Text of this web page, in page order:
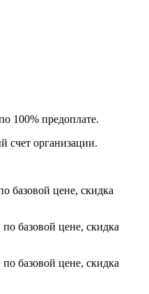
100% предоплате.
счет организации.
базовой цене, скидка
базовой цене, скидка
базовой цене, скидка